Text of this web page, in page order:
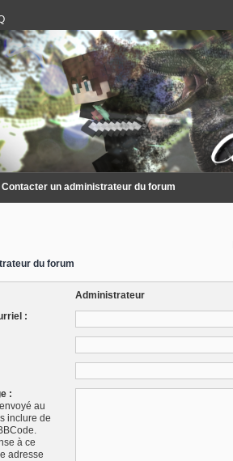
Contacter un administrateur du forum
du forum
Administrateur
:
:
au
inclure de
à ce
adresse